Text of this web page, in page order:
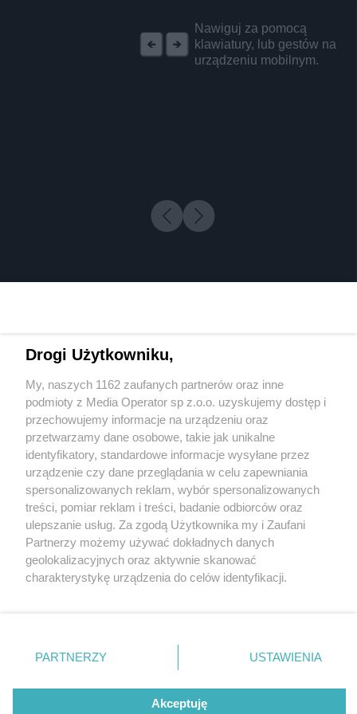
Nawiguj za pomocą
klawiatury, lub gestów na
urządzeniu mobilnym.
3 / 0
Wydawca mediów lokalnych
Nie zapomnij
zapoznać się z:
polityką prywatności regulamin korzystania z portali
Twojemiasto
Piekary Śląskie
Chorzów
Tarnowskie Góry
Gliwice
Skontakuj sięz nami
Kontakt
Wydawca
Redakcja
Drogi Użytkowniku,
My, naszych 1162 zaufanych partnerów oraz inne
podmioty z Media Operator sp z.o.o. uzyskujemy dostęp i
przechowujemy informacje na urządzeniu oraz
przetwarzamy dane osobowe, takie jak unikalne
identyfikatory, standardowe informacje wysyłane przez
urządzenie czy dane przeglądania w celu zapewniania
spersonalizowanych reklam, wybór spersonalizowanych
treści, pomiar reklam i treści, badanie odbiorców oraz
ulepszanie usług. Za zgodą Użytkownika my i Zaufani
Partnerzy możemy używać dokładnych danych
geolokalizacyjnych oraz aktywnie skanować
charakterystykę urządzenia do celów identyfikacji.
zmienić/wycofać klikając przycisk ustawień prywatności
znajdujący się w lewym dolnym rogu strony
rodzaje przetwarzania danych nie wymagają zgody
użytkownika, ale masz prawo sprzeciwić się takiemu
PARTNERZY USTAWIENIA
Akceptuję